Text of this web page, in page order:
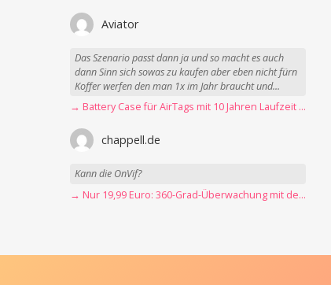
Aviator
Das Szenario passt dann ja und so macht es auch
dann Sinn sich sowas zu kaufen aber eben nicht fürn
Koffer werfen den man 1x im Jahr braucht und...
→ Battery Case für AirTags mit 10 Jahren Laufzeit jetzt nur 12,89 Euro
chappell.de
Kann die OnVif?
→ Nur 19,99 Euro: 360-Grad-Überwachung mit der Blink Mini Pan-Tilt Kamera